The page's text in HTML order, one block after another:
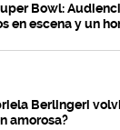
Bowl:
en escena y un
Berlingeri
amorosa?